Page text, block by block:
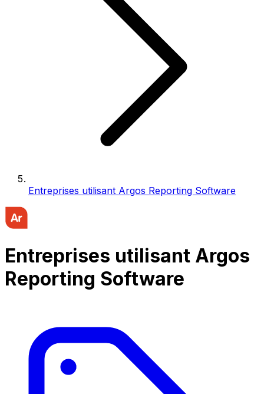
Entreprises utilisant Argos Reporting Software
Entreprises utilisant Argos
Reporting Software